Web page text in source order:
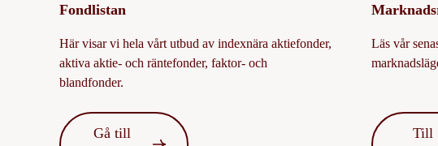
Fondlistan
Här visar vi hela vårt utbud av indexnära aktiefonder,
aktiva aktie- och räntefonder, faktor- och
blandfonder.
Gå till
Läs vår
Till